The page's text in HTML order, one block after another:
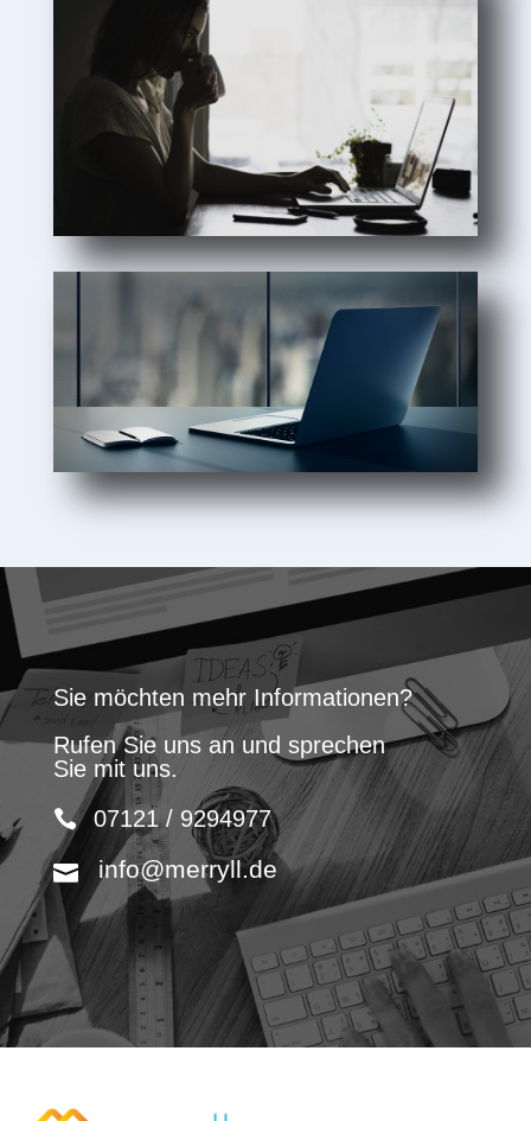
Sie möchten mehr Informationen?
Rufen Sie uns an und sprechen
Sie mit uns.
07121 / 9294977
info@merryll.de